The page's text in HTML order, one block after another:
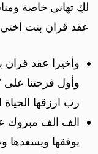
لكِ تهاني خاصة
عقد قران بنت اختي
وأخيرا عقد قران
وأول فرحتنا
رب ارزقها
الف الف مبروك
يوفقها ويسعدها